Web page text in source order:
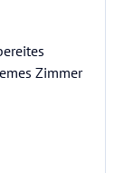
Zimmer